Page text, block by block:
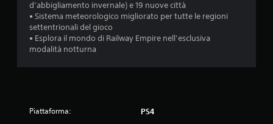
d’abbigliamento invernale) e 19 nuove città
• Sistema meteorologico migliorato per tutte le regioni
settentrionali del gioco
• Esplora il mondo di Railway Empire nell’esclusiva
modalità notturna
Piattaforma: PS4